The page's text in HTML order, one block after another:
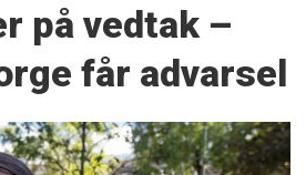
på vedtak –
får advarsel